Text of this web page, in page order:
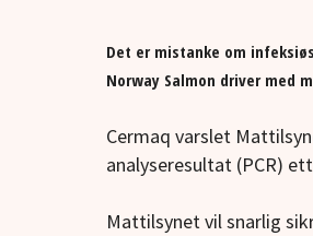
Det er mistanke om
Norway Salmon driver med
Cermaq varslet
analyseresultat (PCR)
Mattilsynet vil snarlig